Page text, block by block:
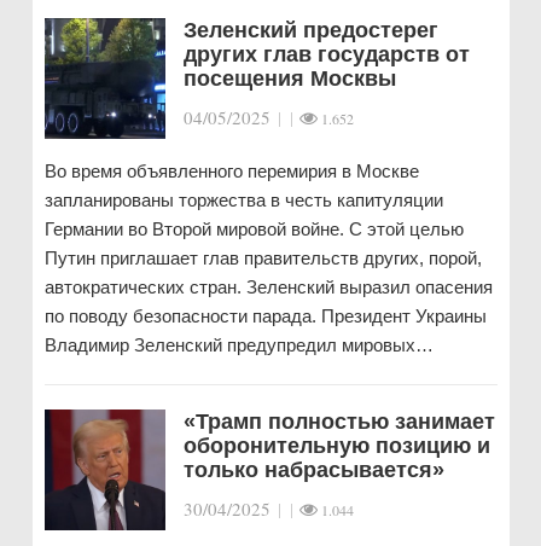
Зеленский предостерег
других глав государств от
посещения Москвы
04/05/2025 | | 1.652
Во время объявленного перемирия в Москве
запланированы торжества в честь капитуляции
Германии во Второй мировой войне. С этой целью
Путин приглашает глав правительств других, порой,
автократических стран. Зеленский выразил опасения
по поводу безопасности парада. Президент Украины
Владимир Зеленский предупредил мировых…
«Трамп полностью занимает
оборонительную позицию и
только набрасывается»
30/04/2025 | | 1.044